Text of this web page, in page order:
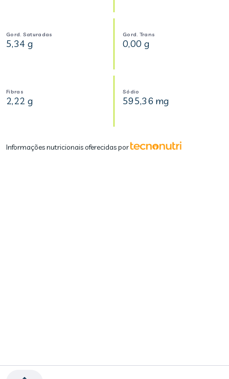
Gord. Saturadas
5,34 g
Gord. Trans
0,00 g
Fibras
2,22 g
Sódio
595,36 mg
Informações nutricionais oferecidas por